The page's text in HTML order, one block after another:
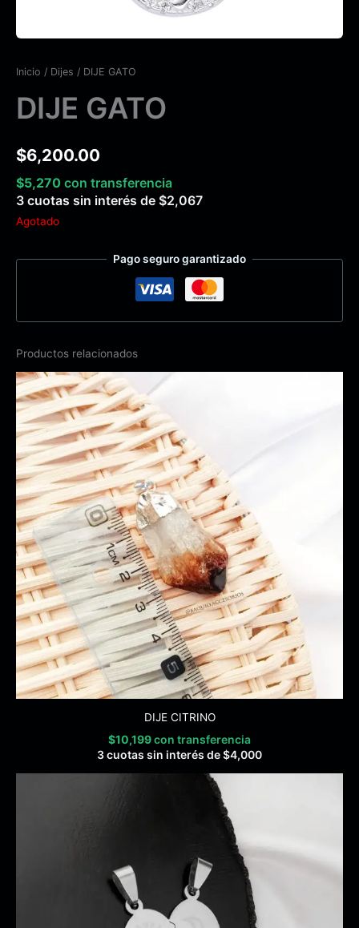
Inicio / Dijes / DIJE GATO
DIJE GATO
$6,200.00
$5,270 con transferencia
3 cuotas sin interés de $2,067
Agotado
Pago seguro garantizado
Productos relacionados
DIJE CITRINO
$10,199con transferencia
3 cuotas sin interés de$4,000